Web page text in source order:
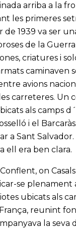
arriba a la
les primeres
1939 va ser
de la Guerra
criatures i
caminaven
avions
carreteres. Un
als camps
i el
a Sant Salvador.
ell era ben clara.
on
se plenament
ubicats als
reunint
la seva